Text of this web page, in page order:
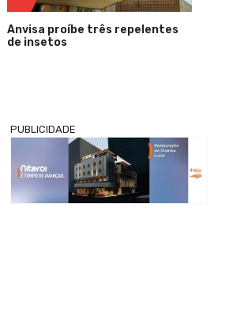
Anvisa proíbe três repelentes
de insetos
PUBLICIDADE